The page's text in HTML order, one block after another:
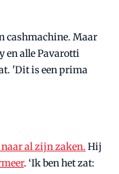
cashmachine. Maar
en alle Pavarotti
'Dit is een prima
naar al zijn zaken. Hij
. ‘Ik ben het zat: